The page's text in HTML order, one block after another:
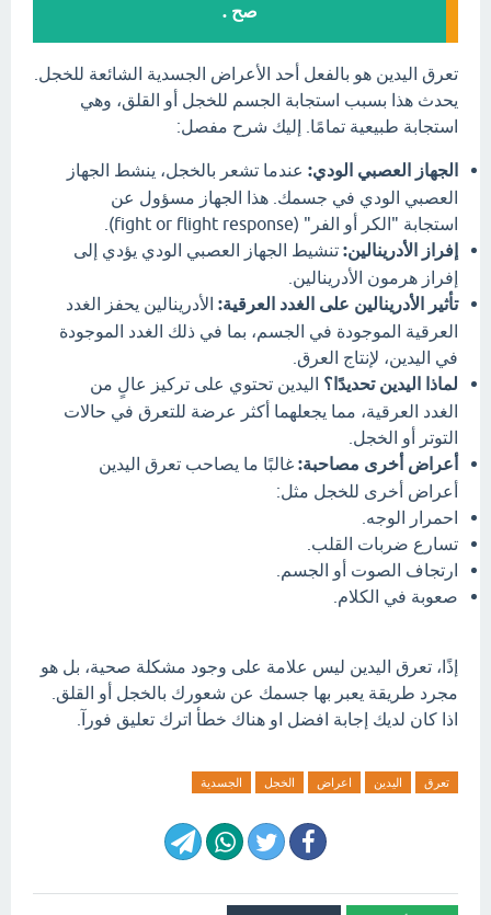
صح .
تعرق اليدين هو بالفعل أحد الأعراض الجسدية الشائعة للخجل.
يحدث هذا بسبب استجابة الجسم للخجل أو القلق، وهي
استجابة طبيعية تمامًا. إليك شرح مفصل:
الجهاز العصبي الودي: عندما تشعر بالخجل، ينشط الجهاز
العصبي الودي في جسمك. هذا الجهاز مسؤول عن
استجابة "الكر أو الفر" (fight or flight response).
إفراز الأدرينالين: تنشيط الجهاز العصبي الودي يؤدي إلى
إفراز هرمون الأدرينالين.
تأثير الأدرينالين على الغدد العرقية: الأدرينالين يحفز الغدد
العرقية الموجودة في الجسم، بما في ذلك الغدد الموجودة
في اليدين، لإنتاج العرق.
لماذا اليدين تحديدًا؟ اليدين تحتوي على تركيز عالٍ من
الغدد العرقية، مما يجعلهما أكثر عرضة للتعرق في حالات
التوتر أو الخجل.
أعراض أخرى مصاحبة: غالبًا ما يصاحب تعرق اليدين
أعراض أخرى للخجل مثل:
احمرار الوجه.
تسارع ضربات القلب.
ارتجاف الصوت أو الجسم.
صعوبة في الكلام.
إذًا، تعرق اليدين ليس علامة على وجود مشكلة صحية، بل هو
مجرد طريقة يعبر بها جسمك عن شعورك بالخجل أو القلق.
اذا كان لديك إجابة افضل او هناك خطأ اترك تعليق فورآ.
تعرق اليدين اعراض الخجل الجسدية